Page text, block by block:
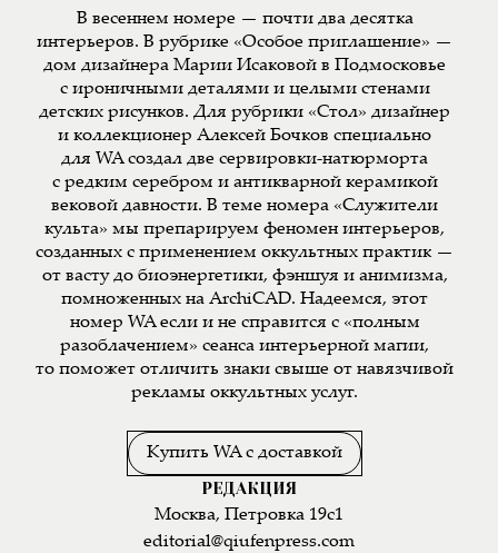
В весеннем номере — почти два десятка
интерьеров. В рубрике «Особое приглашение» —
дом дизайнера Марии Исаковой в Подмосковье
с ироничными деталями и целыми стенами
детских рисунков. Для рубрики «Стол» дизайнер
и коллекционер Алексей Бочков специально
для WA создал две сервировки-натюрморта
с редким серебром и антикварной керамикой
вековой давности. В теме номера «Служители
культа» мы препарируем феномен интерьеров,
созданных с применением оккультных практик —
от васту до биоэнергетики, фэншуя и анимизма,
помноженных на ArchiCAD. Надеемся, этот
номер WA если и не справится с «полным
разоблачением» сеанса интерьерной магии,
то поможет отличить знаки свыше от навязчивой
рекламы оккультных услуг.
Купить WA с доставкой
РЕДАКЦИЯ
Москва, Петровка 19с1
editorial@qiufenpress.com